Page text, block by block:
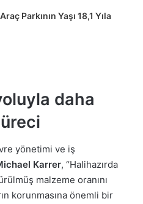
Parkının Yaşı 18,1 Yıla
daha
yönetimi ve iş
Karrer, “Halihazırda
malzeme oranını
korunmasına önemli bir